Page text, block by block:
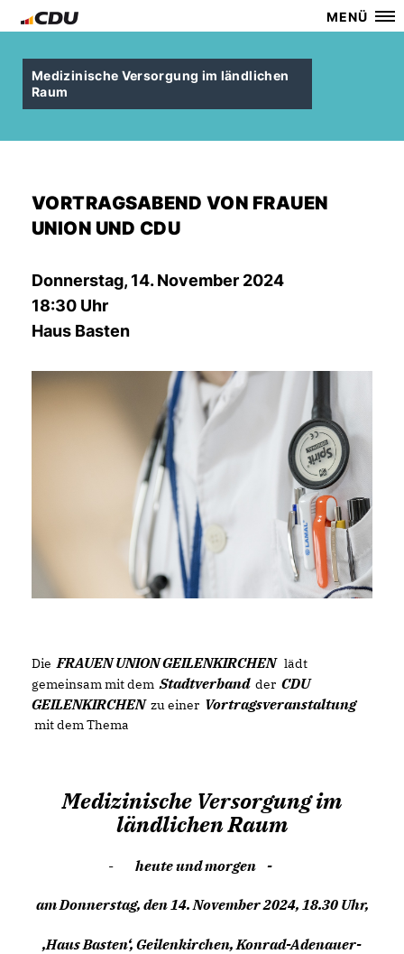
MENÜ
Medizinische Versorgung im ländlichen
Raum
VORTRAGSABEND VON FRAUEN
UNION UND CDU
Donnerstag, 14. November 2024
18:30 Uhr
Haus Basten
Die FRAUEN UNION GEILENKIRCHEN lädt
gemeinsam mit dem Stadtverband der CDU
GEILENKIRCHEN zu einer Vortragsveranstaltung
mit dem Thema
Medizinische Versorgung im
ländlichen Raum
- heute und morgen -
am Donnerstag, den 14. November 2024, 18.30 Uhr,
Haus Basten‘, Geilenkirchen, Konrad-Adenauer-